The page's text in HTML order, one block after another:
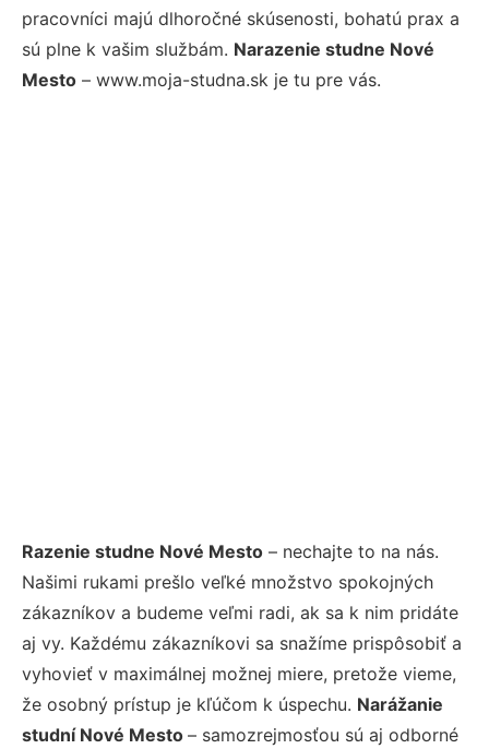
pracovníci majú dlhoročné skúsenosti, bohatú prax a
sú plne k vašim službám. Narazenie studne Nové
Mesto – www.moja-studna.sk je tu pre vás.
Razenie studne Nové Mesto – nechajte to na nás.
Našimi rukami prešlo veľké množstvo spokojných
zákazníkov a budeme veľmi radi, ak sa k nim pridáte
aj vy. Každému zákazníkovi sa snažíme prispôsobiť a
vyhovieť v maximálnej možnej miere, pretože vieme,
že osobný prístup je kľúčom k úspechu. Narážanie
studní Nové Mesto – samozrejmosťou sú aj odborné